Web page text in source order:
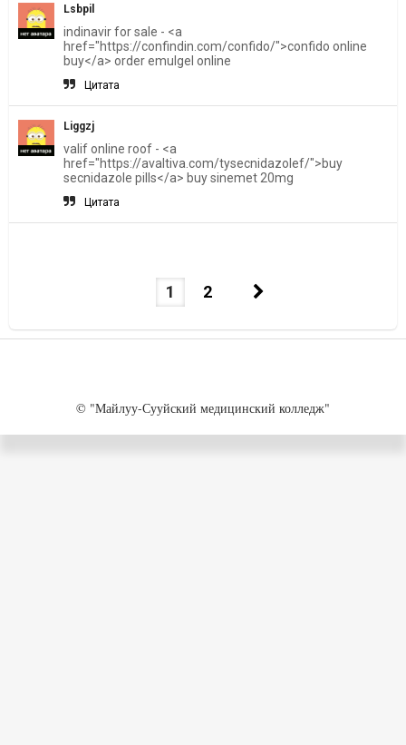
Lsbpil
indinavir for sale - <a
href="https://confindin.com/confido/">confido online
buy</a> order emulgel online
Цитата
Liggzj
valif online roof - <a
href="https://avaltiva.com/tysecnidazolef/">buy
secnidazole pills</a> buy sinemet 20mg
Цитата
1 2
© "Майлуу-Сууйский медицинский колледж"